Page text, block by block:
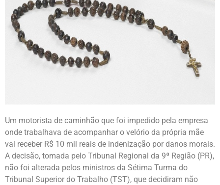
Um motorista de caminhão que foi impedido pela empresa
onde trabalhava de acompanhar o velório da própria mãe
vai receber R$ 10 mil reais de indenização por danos morais.
A decisão, tomada pelo Tribunal Regional da 9ª Região (PR),
não foi alterada pelos ministros da Sétima Turma do
Tribunal Superior do Trabalho (TST), que decidiram não